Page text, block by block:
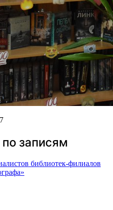
записям
библиотек-филиалов